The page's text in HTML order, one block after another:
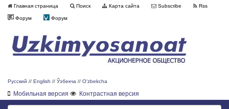
Главная страница Поиск Карта сайта Subscribe Rss
Форум Форум
Русский // English // Ўзбекча // O'zbekcha
Мобильная версия Контрастная версия